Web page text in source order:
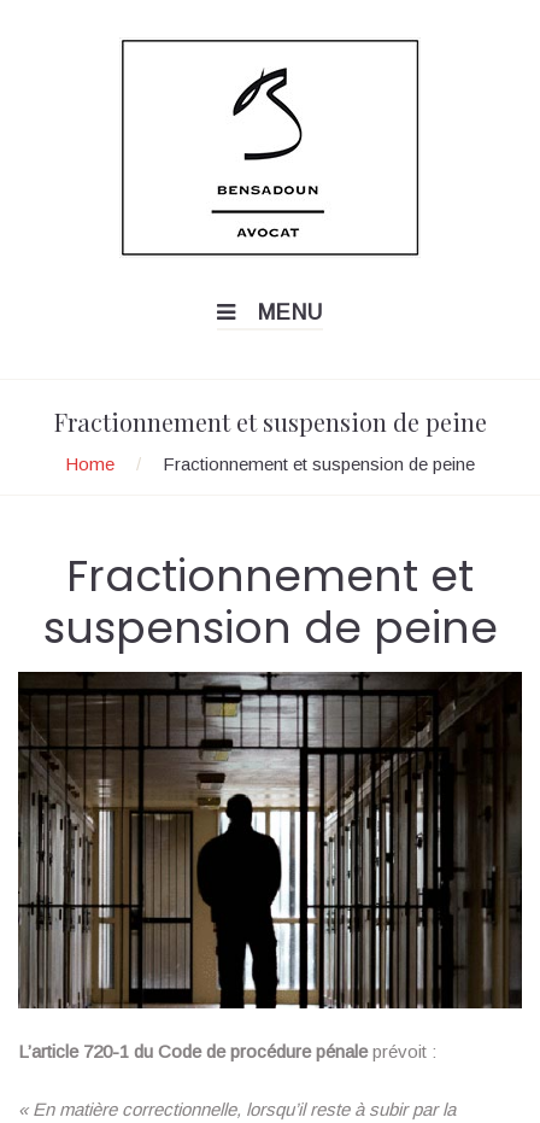
MENU
Fractionnement et suspension de peine
Home / Fractionnement et suspension de peine
Fractionnement et
suspension de peine
L’article 720-1 du Code de procédure pénaleprévoit :
« En matière correctionnelle, lorsqu’il reste à subir par la